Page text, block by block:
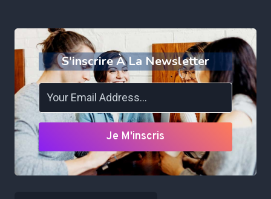
S'inscrire À La Newsletter
Je M'inscris